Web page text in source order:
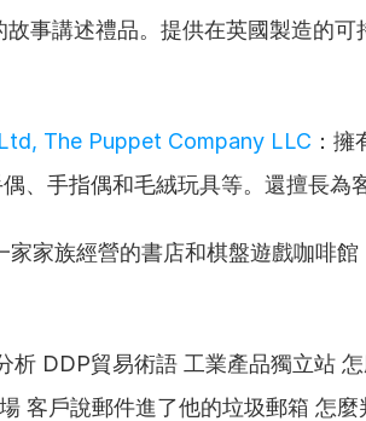
事講述禮品。提供在英國製造的可
The Puppet Company LLC ：
、手指偶和毛絨玩具等。還擅長為
家家族經營的書店和棋盤遊戲咖啡
析 DDP貿易術語 工業產品獨立站
客戶說郵件進了他的垃圾郵箱 怎